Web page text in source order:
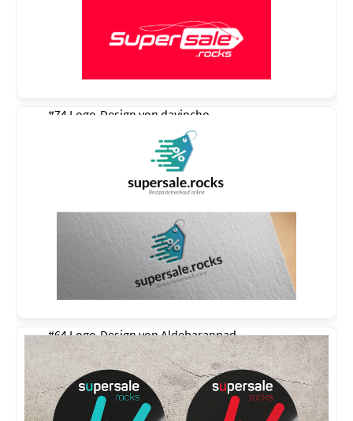
#74 Logo-Design von davincho
#64 Logo-Design vonAldebaranpad